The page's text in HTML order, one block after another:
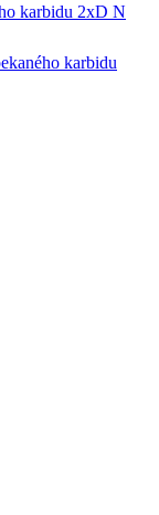
karbidu 2xD N
karbidu